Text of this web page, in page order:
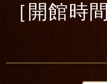
［開館時